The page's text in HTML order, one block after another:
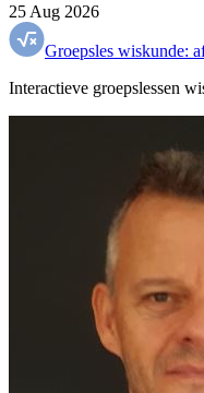
25 Aug 2026
Groepsles wiskunde:
Interactieve groepslessen